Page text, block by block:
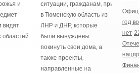
и
видят
областей.
ситуации, гражданам, прибывшим
в Тюменскую область из
ЛНР и ДНР, которые
были вынуждены
покинуть свои дома, а
также проекты,
направленные на
Офиц
год
нет